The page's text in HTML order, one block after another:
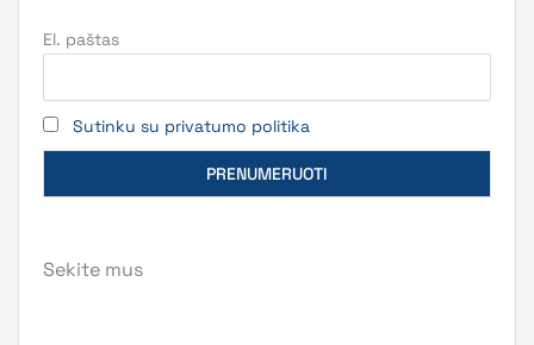
El. paštas
Sutinku su privatumo politika
Sekite mus